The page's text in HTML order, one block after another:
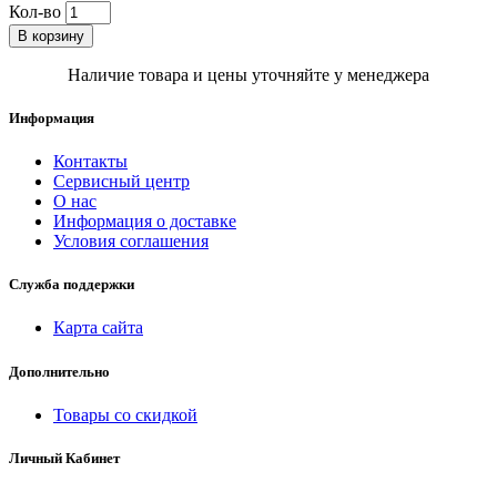
Кол-во
В корзину
Наличие товара и цены уточняйте у менеджера
Информация
Контакты
Сервисный центр
О нас
Информация о доставке
Условия соглашения
Служба поддержки
Карта сайта
Дополнительно
Товары со скидкой
Личный Кабинет